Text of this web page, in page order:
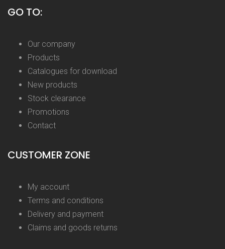
GO TO:
Our company
Products
Catalogues for download
New products
Stock clearance
Promotions
Contact
CUSTOMER ZONE
My account
Terms and conditions
Delivery and payment
Claims and goods returns